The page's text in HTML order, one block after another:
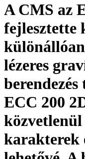
A CMS az
fejlesztette
lézeres
ECC 200
karakterek